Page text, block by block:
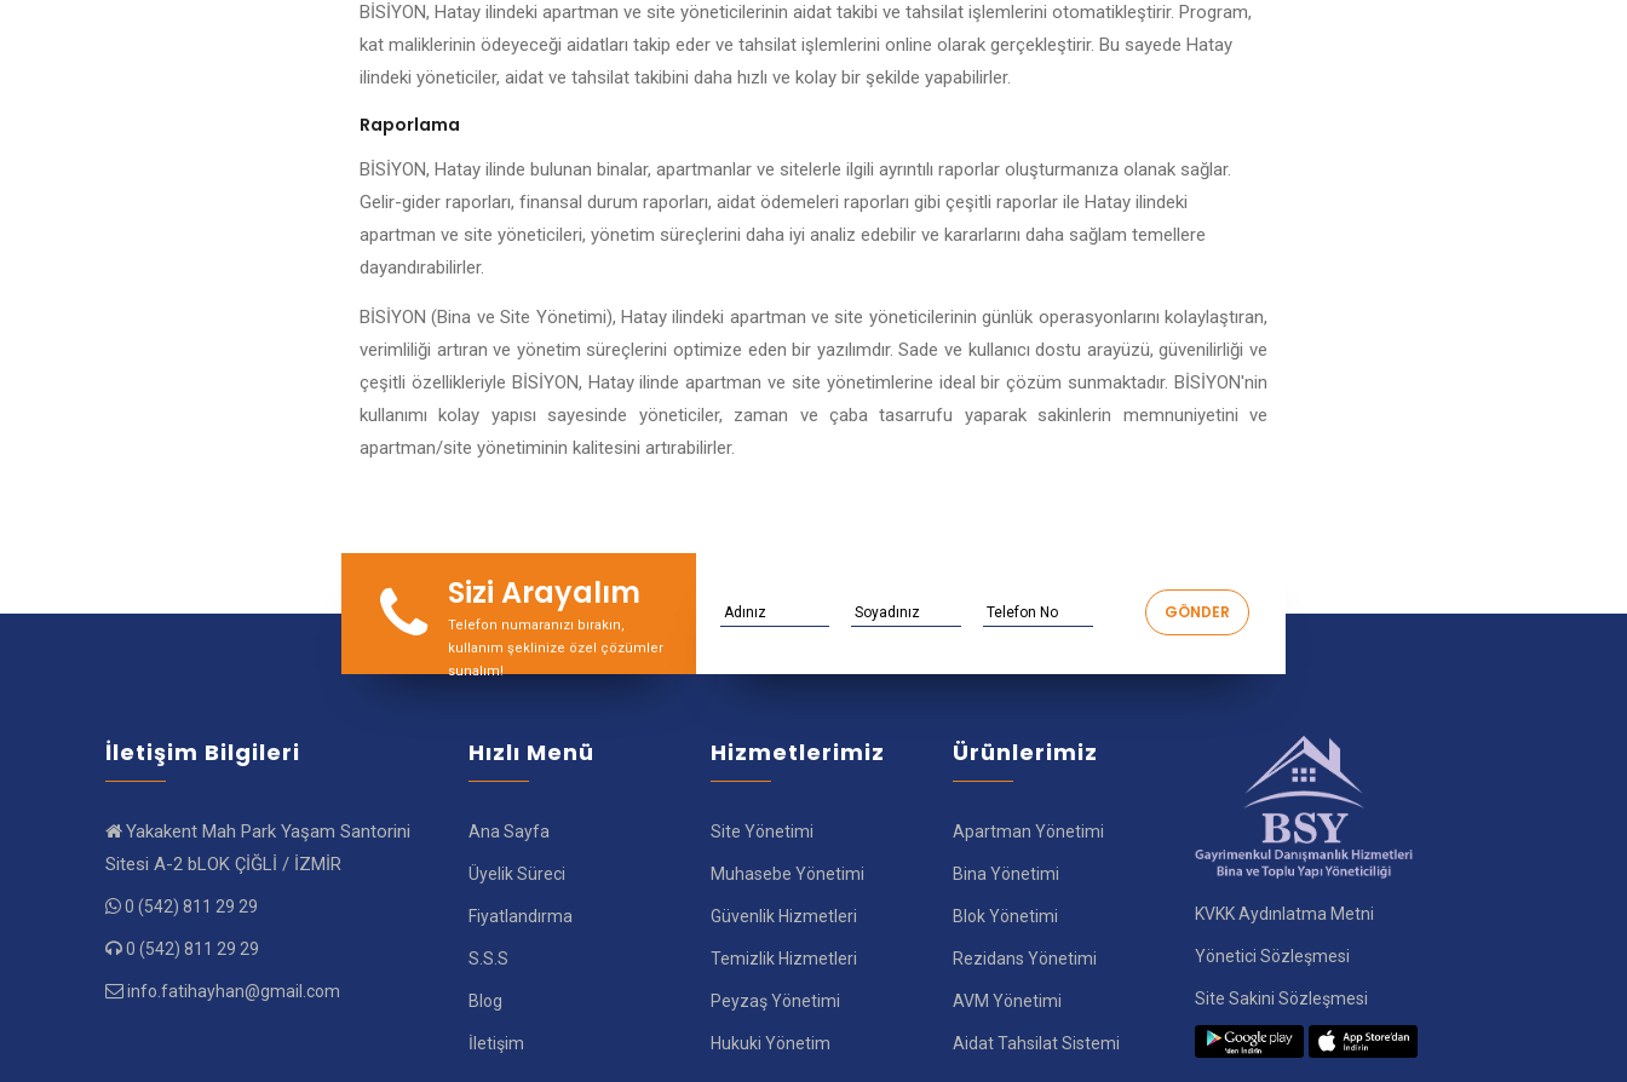
BİSİYON, Hatay ilindeki apartman ve site yöneticilerinin aidat takibi ve tahsilat işlemlerini otomatikleştirir. Program,
kat maliklerinin ödeyeceği aidatları takip eder ve tahsilat işlemlerini online olarak gerçekleştirir. Bu sayede Hatay
ilindeki yöneticiler, aidat ve tahsilat takibini daha hızlı ve kolay bir şekilde yapabilirler.
Raporlama
BİSİYON, Hatay ilinde bulunan binalar, apartmanlar ve sitelerle ilgili ayrıntılı raporlar oluşturmanıza olanak sağlar.
Gelir-gider raporları, finansal durum raporları, aidat ödemeleri raporları gibi çeşitli raporlar ile Hatay ilindeki
apartman ve site yöneticileri, yönetim süreçlerini daha iyi analiz edebilir ve kararlarını daha sağlam temellere
dayandırabilirler.
BİSİYON (Bina ve Site Yönetimi), Hatay ilindeki apartman ve site yöneticilerinin günlük operasyonlarını kolaylaştıran,
verimliliği artıran ve yönetim süreçlerini optimize eden bir yazılımdır. Sade ve kullanıcı dostu arayüzü, güvenilirliği ve
çeşitli özellikleriyle BİSİYON, Hatay ilinde apartman ve site yönetimlerine ideal bir çözüm sunmaktadır. BİSİYON'nin
kullanımı kolay yapısı sayesinde yöneticiler, zaman ve çaba tasarrufu yaparak sakinlerin memnuniyetini ve
apartman/site yönetiminin kalitesini artırabilirler.
Sizi Arayalım
Telefon numaranızı bırakın,
kullanım şeklinize özel çözümler
sunalım!
İletişim Bilgileri
Yakakent Mah Park Yaşam Santorini
Sitesi A-2 bLOK ÇİĞLİ / İZMİR
0 (542) 811 29 29
0 (542) 811 29 29
info.fatihayhan@gmail.com
Hızlı Menü
Ana Sayfa
Üyelik Süreci
Fiyatlandırma
S.S.S
Blog
İletişim
Hizmetlerimiz
Site Yönetimi
Muhasebe Yönetimi
Güvenlik Hizmetleri
Temizlik Hizmetleri
Peyzaş Yönetimi
Hukuki Yönetim
Ürünlerimiz
Apartman Yönetimi
Bina Yönetimi
Blok Yönetimi
Rezidans Yönetimi
AVM Yönetimi
Aidat Tahsilat Sistemi
KVKK Aydınlatma Metni
Yönetici Sözleşmesi
Site Sakini Sözleşmesi